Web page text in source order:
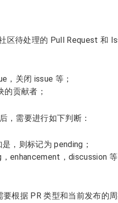
区待处理的 Pull Request 和
，关闭 issue 等；
贡献者；
，需要进行如下判断：
，则标记为 pending；
enhancement，discussion 等
根据 PR 类型和当前发布的